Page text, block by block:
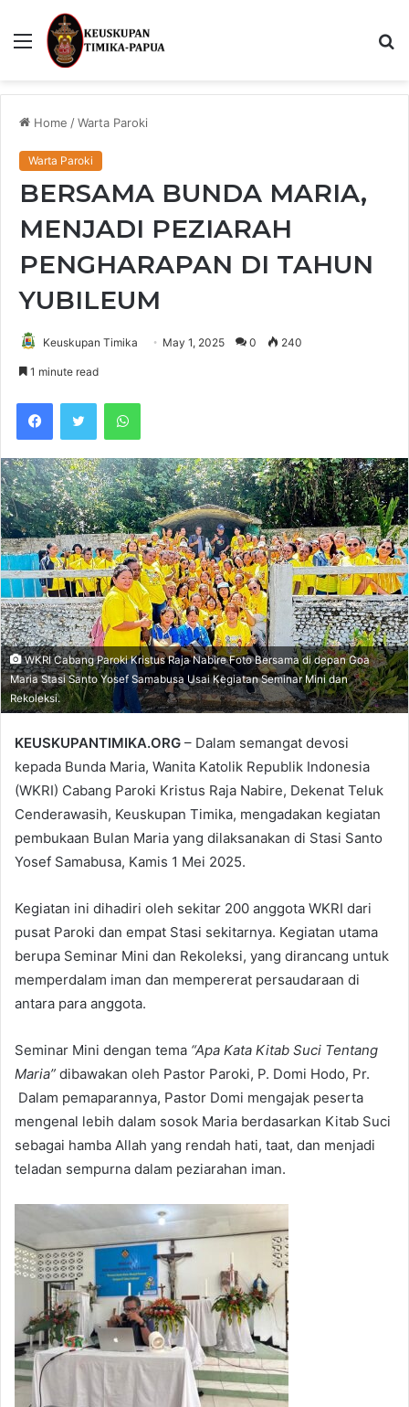
Menu
Home /Warta Paroki
Warta Paroki
BERSAMA BUNDA MARIA,
MENJADI PEZIARAH
PENGHARAPAN DI TAHUN
YUBILEUM
Keuskupan Timika May 1, 2025 0 240
1 minute read
WKRI Cabang Paroki Kristus Raja Nabire Foto Bersama di depan Goa
Maria Stasi Santo Yosef Samabusa Usai Kegiatan Seminar Mini dan
Rekoleksi.
KEUSKUPANTIMIKA.ORG – Dalam semangat devosi
kepada Bunda Maria, Wanita Katolik Republik Indonesia
(WKRI) Cabang Paroki Kristus Raja Nabire, Dekenat Teluk
Cenderawasih, Keuskupan Timika, mengadakan kegiatan
pembukaan Bulan Maria yang dilaksanakan di Stasi Santo
Yosef Samabusa, Kamis 1 Mei 2025.
Kegiatan ini dihadiri oleh sekitar 200 anggota WKRI dari
pusat Paroki dan empat Stasi sekitarnya. Kegiatan utama
berupa Seminar Mini dan Rekoleksi, yang dirancang untuk
memperdalam iman dan mempererat persaudaraan di
antara para anggota.
Seminar Mini dengan tema “Apa Kata Kitab Suci Tentang
Maria” dibawakan oleh Pastor Paroki, P. Domi Hodo, Pr.
Dalam pemaparannya, Pastor Domi mengajak peserta
mengenal lebih dalam sosok Maria berdasarkan Kitab Suci
sebagai hamba Allah yang rendah hati, taat, dan menjadi
teladan sempurna dalam peziarahan iman.